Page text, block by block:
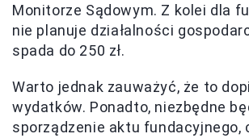
Monitorze Sądowym. Z kolei dla
nie planuje działalności
spada do 250 zł.
Warto jednak zauważyć, że to
wydatków. Ponadto, niezbędne
sporządzenie aktu fundacyjnego,